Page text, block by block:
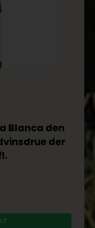
Blanca den
der